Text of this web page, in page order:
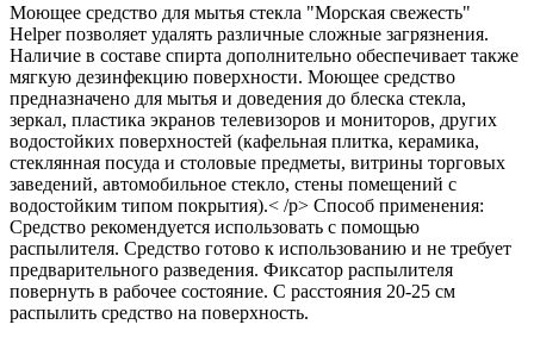
Моющее средство для мытья стекла "Морская свежесть"
Helper позволяет удалять различные сложные загрязнения.
Наличие в составе спирта дополнительно обеспечивает также
мягкую дезинфекцию поверхности. Моющее средство
предназначено для мытья и доведения до блеска стекла,
зеркал, пластика экранов телевизоров и мониторов, других
водостойких поверхностей (кафельная плитка, керамика,
стеклянная посуда и столовые предметы, витрины торговых
заведений, автомобильное стекло, стены помещений с
водостойким типом покрытия).< /p> Способ применения:
Средство рекомендуется использовать с помощью
распылителя. Средство готово к использованию и не требует
предварительного разведения. Фиксатор распылителя
повернуть в рабочее состояние. С расстояния 20-25 см
распылить средство на поверхность.